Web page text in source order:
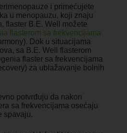
i primećujete
u menopauzu, koji znaju
flaster B.E. Well možete
flasterom sa frekvencijama
Dok u situacijama
sa B.E. Well flasterom
flaster sa frekvencijama
za ublažavanje bolnih
potvrđuju da nakon
sa frekvencijama osećaju
spavaju.